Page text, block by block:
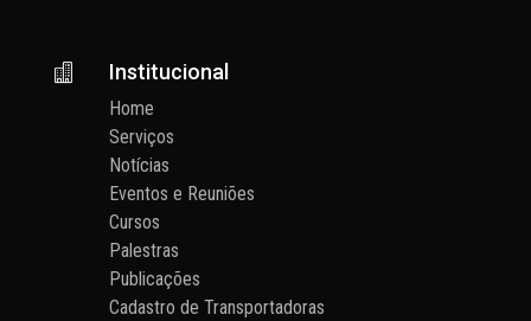
 Institucional
Home
Serviços
Notícias
Eventos e Reuniões
Cursos
Palestras
Publicações
Cadastro de Transportadoras